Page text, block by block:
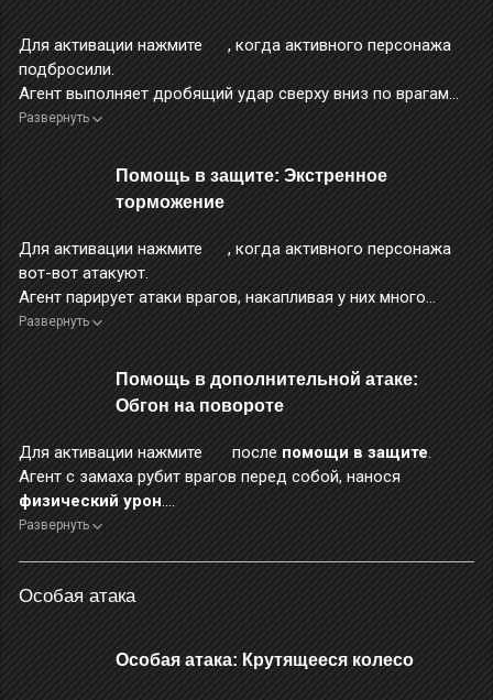
Для активации нажмите
, когда активного персонажа
подбросили.
Агент выполняет дробящий удар сверху вниз по врагам
перед собой, нанося
Развернуть
Помощь в защите: Экстренное
торможение
Для активации нажмите
, когда активного персонажа
вот-вот атакуют.
Агент парирует атаки врагов, накапливая у них много
очков оглушения.
очков помощи
при сдерживании интенсивных
Во время применения этого навыка персонаж неуязвим.
Развернуть
Помощь в дополнительной атаке:
Обгон на повороте
Для активации нажмите после помощи в защите.
Агент с замаха рубит врагов перед собой, нанося
физический урон.
Во время применения этого навыка персонаж неуязвим.
Развернуть
Особая атака
Особая атака: Крутящееся колесо